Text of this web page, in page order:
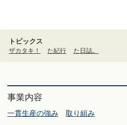
トピックス
ザカタキ！ た紀行 た日誌。
事業内容
一貫生産の強み 取り組み